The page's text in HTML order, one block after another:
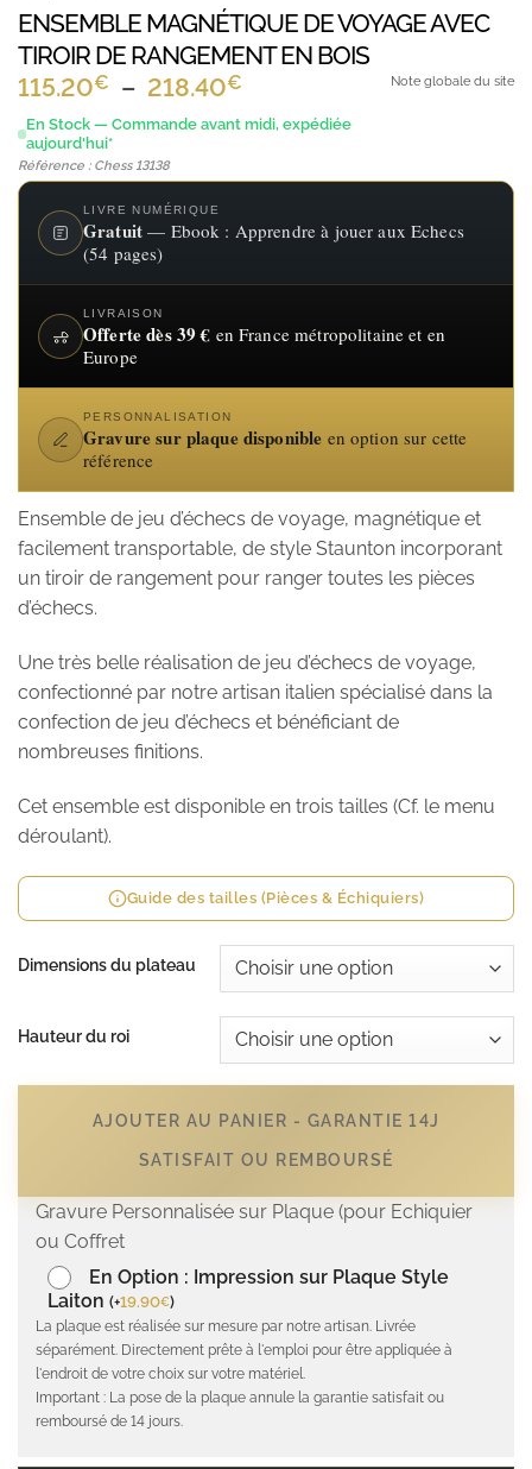
ENSEMBLE MAGNÉTIQUE DE VOYAGE AVEC
TIROIR DE RANGEMENT EN BOIS
115.20€ – 218.40€
de
115.20€
218.40€
En Stock — Commande avant midi, expédiée
aujourd'hui*
Référence : Chess 13138
Note globale du site
LIVRE NUMÉRIQUE
Gratuit — Ebook : Apprendre à jouer aux Echecs
(54 pages)
LIVRAISON
Offerte dès 39 € en France métropolitaine et en
Europe
PERSONNALISATION
Gravure sur plaque disponible en option sur cette
référence
Ensemble de jeu d’échecs de voyage, magnétique et
facilement transportable, de style Staunton incorporant
un tiroir de rangement pour ranger toutes les pièces
d’échecs.
Une très belle réalisation de jeu d’échecs de voyage,
confectionné par notre artisan italien spécialisé dans la
confection de jeu d’échecs et bénéficiant de
nombreuses finitions.
Cet ensemble est disponible en trois tailles (Cf. le menu
déroulant).
Guide des tailles (Pièces & Échiquiers)
Dimensions du plateau
Hauteur du roi
AJOUTER AU PANIER - GARANTIE 14J
SATISFAIT OU REMBOURSÉ
Gravure Personnalisée sur Plaque (pour Echiquier
ou Coffret
En Option : Impression sur Plaque Style
Laiton (+19.90€)
La plaque est réalisée sur mesure par notre artisan. Livrée
séparément. Directement prête à l'emploi pour être appliquée à
l'endroit de votre choix sur votre matériel.
Important : La pose de la plaque annule la garantie satisfait ou
remboursé de 14 jours.